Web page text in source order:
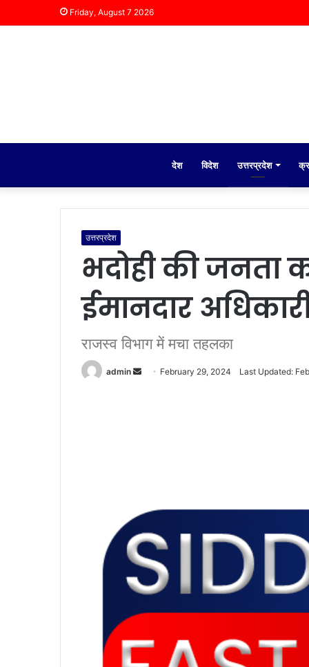
Friday, August 7 2026
देश विदेश उत्तरप्रदेश
उत्तरप्रदेश
भदोही की जनता
ईमानदार
राजस्व विभाग में मचा तहलका
admin
l
February 29, 2024 Last Updated: